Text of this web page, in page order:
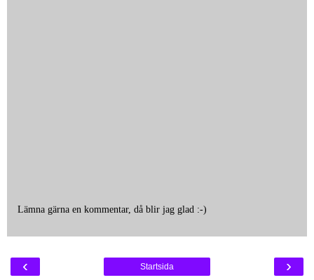
Lämna gärna en kommentar, då blir jag glad :-)
‹ ›
Startsida